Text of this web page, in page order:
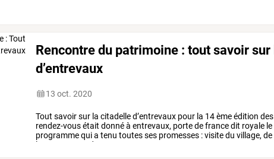
Rencontre du patrimoine : tout savoir
d’entrevaux
13 oct. 2020
Tout savoirsur la citadelled’entrevaux pour la 14èmeédition des
rendez-vousétait donnéà entrevaux, portedefrancedit royale le
programmequia tenu toutesses promesses :visitedu village, de
les
des